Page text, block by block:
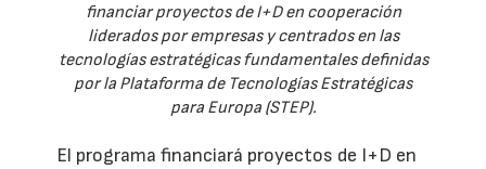
financiar proyectos de I+D en cooperación
liderados por empresas y centrados en las
tecnologías estratégicas fundamentales definidas
por la Plataforma de Tecnologías Estratégicas
para Europa (STEP).
El programa financiará proyectos de I+D en